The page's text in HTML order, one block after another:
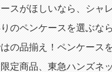
スがほしいなら、シャ
のペンケースを選ぶな
の品揃え！ペンケース
定商品、東急ハンズネ